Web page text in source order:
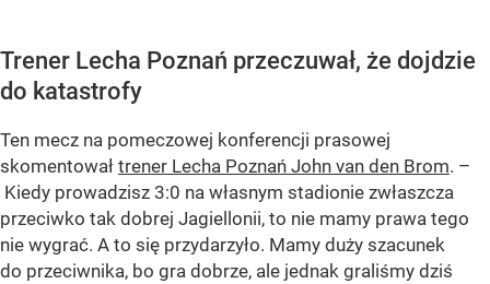
Trener Lecha Poznań przeczuwał, że dojdzie
do katastrofy
Ten mecz na pomeczowej konferencji prasowej
skomentował trener Lecha Poznań John van den Brom. –
Kiedy prowadzisz 3:0 na własnym stadionie zwłaszcza
przeciwko tak dobrej Jagiellonii, to nie mamy prawa tego
nie wygrać. A to się przydarzyło. Mamy duży szacunek
do przeciwnika, bo gra dobrze, ale jednak graliśmy dziś